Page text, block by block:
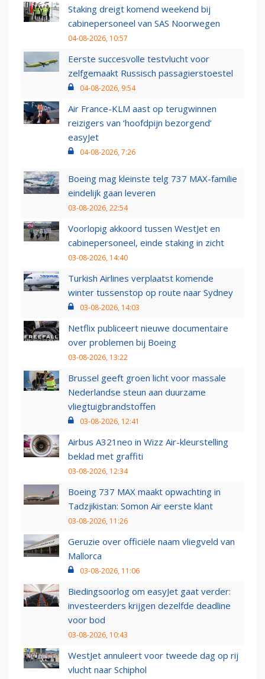
Staking dreigt komend weekend bij
cabinepersoneel van SAS Noorwegen
04-08-2026, 10:57
Eerste succesvolle testvlucht voor
zelfgemaakt Russisch passagierstoestel
04-08-2026, 9:54
Air France-KLM aast op terugwinnen
reizigers van ‘hoofdpijn bezorgend’
easyJet
04-08-2026, 7:26
Boeing mag kleinste telg 737 MAX-familie
eindelijk gaan leveren
03-08-2026, 22:54
Voorlopig akkoord tussen WestJet en
cabinepersoneel, einde staking in zicht
03-08-2026, 14:40
Turkish Airlines verplaatst komende
winter tussenstop op route naar Sydney
03-08-2026, 14:03
Netflix publiceert nieuwe documentaire
over problemen bij Boeing
03-08-2026, 13:22
Brussel geeft groen licht voor massale
Nederlandse steun aan duurzame
vliegtuigbrandstoffen
03-08-2026, 12:41
Airbus A321neo in Wizz Air-kleurstelling
beklad met graffiti
03-08-2026, 12:34
Boeing 737 MAX maakt opwachting in
Tadzjikistan: Somon Air eerste klant
03-08-2026, 11:26
Geruzie over officiële naam vliegveld van
Mallorca
03-08-2026, 11:06
Biedingsoorlog om easyJet gaat verder:
investeerders krijgen dezelfde deadline
voor bod
03-08-2026, 10:43
WestJet annuleert voor tweede dag op rij
vlucht naar Schiphol